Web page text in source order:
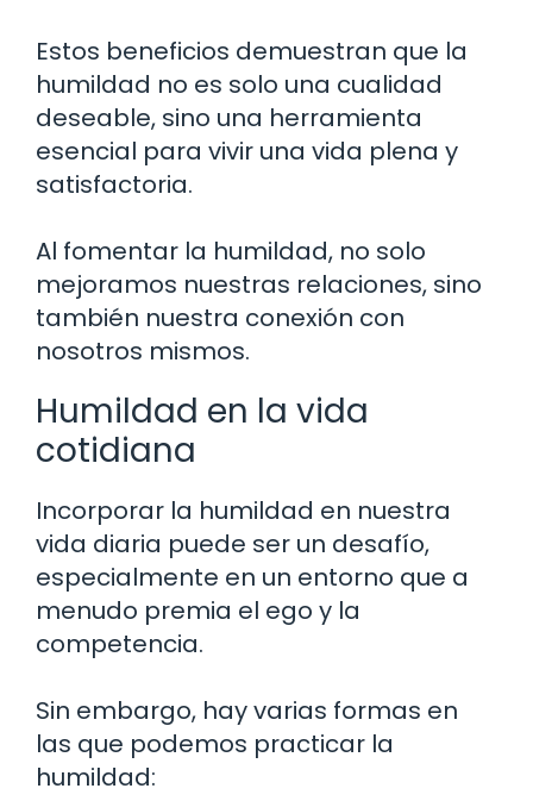
Estos beneficios demuestran que la
humildad no es solo una cualidad
deseable, sino una herramienta
esencial para vivir una vida plena y
satisfactoria.
Al fomentar la humildad, no solo
mejoramos nuestras relaciones, sino
también nuestra conexión con
nosotros mismos.
Humildad en la vida
cotidiana
Incorporar la humildad en nuestra
vida diaria puede ser un desafío,
especialmente en un entorno que a
menudo premia el ego y la
competencia.
Sin embargo, hay varias formas en
las que podemos practicar la
humildad: